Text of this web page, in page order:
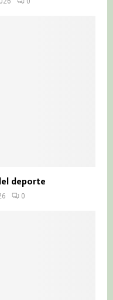
deporte
0